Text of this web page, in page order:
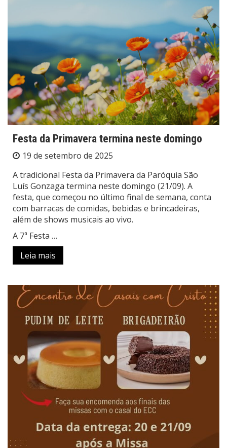
Festa da Primavera termina neste domingo
19 de setembro de 2025
A tradicional Festa da Primavera da Paróquia São
Luís Gonzaga termina neste domingo (21/09). A
festa, que começou no último final de semana, conta
com barracas de comidas, bebidas e brincadeiras,
além de shows musicais ao vivo.
A 7ª Festa …
Leia mais